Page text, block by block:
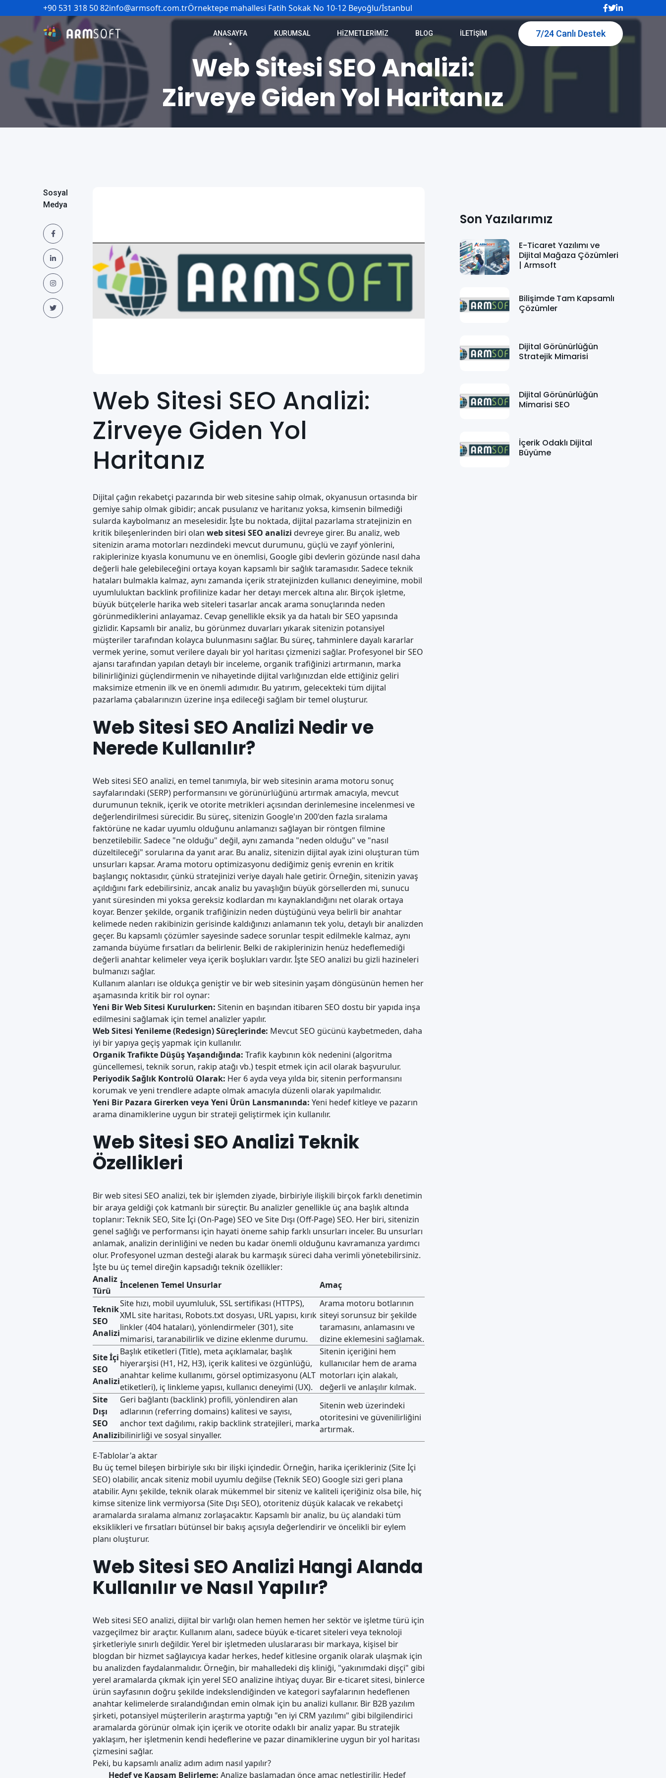
+90 531 318 50 82info@armsoft.com.trÖrnektepe mahallesi Fatih Sokak No 10-12 Beyoğlu/İstanbul
ANASAYFA KURUMSAL HIZMETLERIMIZ BLOG İLETIŞIM 7/24 Canlı Destek
Web Sitesi SEO Analizi:
Zirveye Giden Yol Haritanız
Sosyal
Medya
Web Sitesi SEO Analizi:
Zirveye Giden Yol
Haritanız
Dijital çağın rekabetçi pazarında bir web sitesine sahip olmak, okyanusun ortasında bir
gemiye sahip olmak gibidir; ancak pusulanız ve haritanız yoksa, kimsenin bilmediği
sularda kaybolmanız an meselesidir. İşte bu noktada, dijital pazarlama stratejinizin en
kritik bileşenlerinden biri olan web sitesi SEO analizi devreye girer. Bu analiz, web
sitenizin arama motorları nezdindeki mevcut durumunu, güçlü ve zayıf yönlerini,
rakiplerinize kıyasla konumunu ve en önemlisi, Google gibi devlerin gözünde nasıl daha
değerli hale gelebileceğini ortaya koyan kapsamlı bir sağlık taramasıdır. Sadece teknik
hataları bulmakla kalmaz, aynı zamanda içerik stratejinizden kullanıcı deneyimine, mobil
uyumluluktan backlink profilinize kadar her detayı mercek altına alır. Birçok işletme,
büyük bütçelerle harika web siteleri tasarlar ancak arama sonuçlarında neden
görünmediklerini anlayamaz. Cevap genellikle eksik ya da hatalı bir SEO yapısında
gizlidir. Kapsamlı bir analiz, bu görünmez duvarları yıkarak sitenizin potansiyel
müşteriler tarafından kolayca bulunmasını sağlar. Bu süreç, tahminlere dayalı kararlar
vermek yerine, somut verilere dayalı bir yol haritası çizmenizi sağlar. Profesyonel birSEO
ajansı tarafından yapılan detaylı bir inceleme, organik trafiğinizi artırmanın, marka
bilinirliğinizi güçlendirmenin ve nihayetinde dijital varlığınızdan elde ettiğiniz geliri
maksimize etmenin ilk ve en önemli adımıdır. Bu yatırım, gelecekteki tüm dijital
pazarlama çabalarınızın üzerine inşa edileceği sağlam bir temel oluşturur.
Web Sitesi SEO Analizi Nedir ve
Nerede Kullanılır?
Web sitesi SEO analizi, en temel tanımıyla, bir web sitesinin arama motoru sonuç
sayfalarındaki (SERP) performansını ve görünürlüğünü artırmak amacıyla, mevcut
durumunun teknik, içerik ve otorite metrikleri açısından derinlemesine incelenmesi ve
değerlendirilmesi sürecidir. Bu süreç, sitenizin Google'ın 200'den fazla sıralama
faktörüne ne kadar uyumlu olduğunu anlamanızı sağlayan bir röntgen filmine
benzetilebilir. Sadece "ne olduğu" değil, aynı zamanda "neden olduğu" ve "nasıl
düzeltileceği" sorularına da yanıt arar. Bu analiz, sitenizin dijital ayak izini oluşturan tüm
unsurları kapsar. Arama motoru optimizasyonu dediğimiz geniş evrenin en kritik
başlangıç noktasıdır, çünkü stratejinizi veriye dayalı hale getirir. Örneğin, sitenizin yavaş
açıldığını fark edebilirsiniz, ancak analiz bu yavaşlığın büyük görsellerden mi, sunucu
yanıt süresinden mi yoksa gereksiz kodlardan mı kaynaklandığını net olarak ortaya
koyar. Benzer şekilde, organik trafiğinizin neden düştüğünü veya belirli bir anahtar
kelimede neden rakibinizin gerisinde kaldığınızı anlamanın tek yolu, detaylı bir analizden
geçer. Bu kapsamlı çözümlersayesinde sadece sorunlar tespit edilmekle kalmaz, aynı
zamanda büyüme fırsatları da belirlenir. Belki de rakiplerinizin henüz hedeflemediği
değerli anahtar kelimeler veya içerik boşlukları vardır. İşte SEO analizi bu gizli hazineleri
bulmanızı sağlar.
Kullanım alanları ise oldukça geniştir ve bir web sitesinin yaşam döngüsünün hemen her
aşamasında kritik bir rol oynar:
Yeni Bir Web Sitesi Kurulurken: Sitenin en başından itibaren SEO dostu bir yapıda inşa
edilmesini sağlamak için temel analizler yapılır.
Web Sitesi Yenileme (Redesign) Süreçlerinde: Mevcut SEO gücünü kaybetmeden, daha
iyi bir yapıya geçiş yapmak için kullanılır.
Organik Trafikte Düşüş Yaşandığında: Trafik kaybının kök nedenini (algoritma
güncellemesi, teknik sorun, rakip atağı vb.) tespit etmek için acil olarak başvurulur.
Periyodik Sağlık Kontrolü Olarak: Her 6 ayda veya yılda bir, sitenin performansını
korumak ve yeni trendlere adapte olmak amacıyla düzenli olarak yapılmalıdır.
Yeni Bir Pazara Girerken veya Yeni Ürün Lansmanında: Yeni hedef kitleye ve pazarın
arama dinamiklerine uygun bir strateji geliştirmek için kullanılır.
Web Sitesi SEO Analizi Teknik
Özellikleri
Bir web sitesi SEO analizi, tek bir işlemden ziyade, birbiriyle ilişkili birçok farklı denetimin
bir araya geldiği çok katmanlı bir süreçtir. Bu analizler genellikle üç ana başlık altında
toplanır: Teknik SEO, Site İçi (On-Page) SEO ve Site Dışı (Off-Page) SEO. Her biri, sitenizin
genel sağlığı ve performansı için hayati öneme sahip farklı unsurları inceler. Bu unsurları
anlamak, analizin derinliğini ve neden bu kadar önemli olduğunu kavramanıza yardımcı
olur. Profesyonel uzman desteği alarak bu karmaşık süreci daha verimli yönetebilirsiniz.
İşte bu üç temel direğin kapsadığı teknik özellikler:
Analiz
Türü
İncelenen Temel Unsurlar Amaç
Teknik
SEO
Analizi
Site hızı, mobil uyumluluk, SSL sertifikası (HTTPS),
XML site haritası, Robots.txt dosyası, URL yapısı, kırık
linkler (404 hataları), yönlendirmeler (301), site
mimarisi, taranabilirlik ve dizine eklenme durumu.
Arama motoru botlarının
siteyi sorunsuz bir şekilde
taramasını, anlamasını ve
dizine eklemesini sağlamak.
Site İçi
SEO
Analizi
Başlık etiketleri (Title), meta açıklamalar, başlık
hiyerarşisi (H1, H2, H3), içerik kalitesi ve özgünlüğü,
anahtar kelime kullanımı, görsel optimizasyonu (ALT
etiketleri), iç linkleme yapısı, kullanıcı deneyimi (UX).
Sitenin içeriğini hem
kullanıcılar hem de arama
motorları için alakalı,
değerli ve anlaşılır kılmak.
Site
Dışı
SEO
Analizi
Geri bağlantı (backlink) profili, yönlendiren alan
adlarının (referring domains) kalitesi ve sayısı,
anchor text dağılımı, rakip backlink stratejileri, marka
bilinirliği ve sosyal sinyaller.
Sitenin web üzerindeki
otoritesini ve güvenilirliğini
artırmak.
E-Tablolar'a aktar
Bu üç temel bileşen birbiriyle sıkı bir ilişki içindedir. Örneğin, harika içerikleriniz (Site İçi
SEO) olabilir, ancak siteniz mobil uyumlu değilse (Teknik SEO) Google sizi geri plana
atabilir. Aynı şekilde, teknik olarak mükemmel bir siteniz ve kaliteli içeriğiniz olsa bile, hiç
kimse sitenize link vermiyorsa (Site Dışı SEO), otoriteniz düşük kalacak ve rekabetçi
aramalarda sıralama almanız zorlaşacaktır. Kapsamlı bir analiz, bu üç alandaki tüm
eksiklikleri ve fırsatları bütünsel bir bakış açısıyla değerlendirir ve öncelikli bir eylem
planı oluşturur.
Web Sitesi SEO Analizi Hangi Alanda
Kullanılır ve Nasıl Yapılır?
Web sitesi SEO analizi, dijital bir varlığı olan hemen hemen her sektör ve işletme türü için
vazgeçilmez bir araçtır. Kullanım alanı, sadece büyük e-ticaret siteleri veya teknoloji
şirketleriyle sınırlı değildir. Yerel bir işletmeden uluslararası bir markaya, kişisel bir
blogdan bir hizmet sağlayıcıya kadar herkes, hedef kitlesine organik olarak ulaşmak için
bu analizden faydalanmalıdır. Örneğin, bir mahalledeki diş kliniği, "yakınımdaki dişçi" gibi
yerel aramalarda çıkmak için yerel SEO analizine ihtiyaç duyar. Bir e-ticaret sitesi, binlerce
ürün sayfasının doğru şekilde indekslendiğinden ve kategori sayfalarının hedeflenen
anahtar kelimelerde sıralandığından emin olmak için bu analizi kullanır. Bir B2B yazılım
şirketi, potansiyel müşterilerin araştırma yaptığı "en iyi CRM yazılımı" gibi bilgilendirici
aramalarda görünür olmak için içerik ve otorite odaklı bir analiz yapar. Bu stratejik
yaklaşım, her işletmenin kendi hedeflerine ve pazar dinamiklerine uygun bir yol haritası
çizmesini sağlar.
Peki, bu kapsamlı analiz adım adım nasıl yapılır?
Hedef ve Kapsam Belirleme: Analize başlamadan önce amaç netleştirilir. Hedef
Son Yazılarımız
E-Ticaret Yazılımı ve
Dijital Mağaza Çözümleri
| Armsoft
Bilişimde Tam Kapsamlı
Çözümler
Dijital Görünürlüğün
Stratejik Mimarisi
Dijital Görünürlüğün
Mimarisi SEO
İçerik Odaklı Dijital
Büyüme